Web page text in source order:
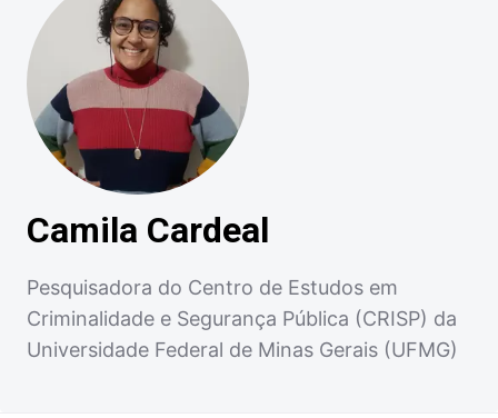
Camila Cardeal
Pesquisadora do Centro de Estudos em
Criminalidade e Segurança Pública (CRISP) da
Universidade Federal de Minas Gerais (UFMG)